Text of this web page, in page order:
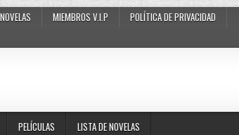
MIEMBROS V.I.P
POLÍTICA DE PRIVACIDAD
PELÍCULAS LISTA DE NOVELAS